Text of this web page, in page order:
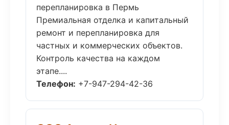
перепланировка в Пермь
Премиальная отделка и капитальный
ремонт и перепланировка для
частных и коммерческих объектов.
Контроль качества на каждом
этапе....
Телефон: +7-947-294-42-36